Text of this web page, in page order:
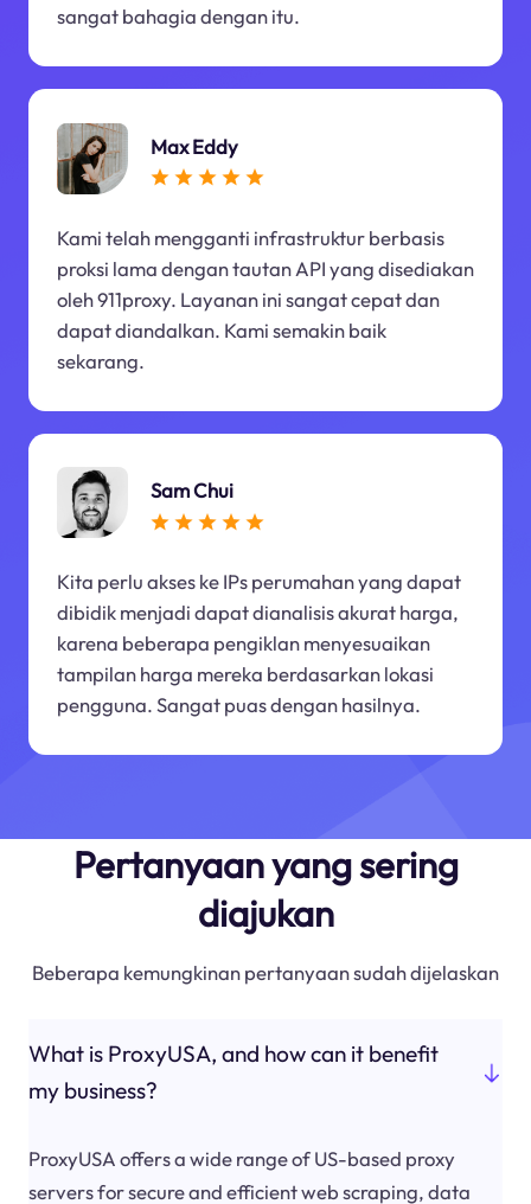
sangat bahagia dengan itu.
Max Eddy
Kami telah mengganti infrastruktur berbasis
proksi lama dengan tautan API yang disediakan
oleh 911proxy. Layanan ini sangat cepat dan
dapat diandalkan. Kami semakin baik
sekarang.
Sam Chui
Kita perlu akses ke IPs perumahan yang dapat
dibidik menjadi dapat dianalisis akurat harga,
karena beberapa pengiklan menyesuaikan
tampilan harga mereka berdasarkan lokasi
pengguna. Sangat puas dengan hasilnya.
Pertanyaan yang sering
diajukan
Beberapa kemungkinan pertanyaan sudah dijelaskan
What is ProxyUSA, and how can it benefit
my business?
ProxyUSA offers a wide range of US-based proxy
servers for secure and efficient web scraping, data